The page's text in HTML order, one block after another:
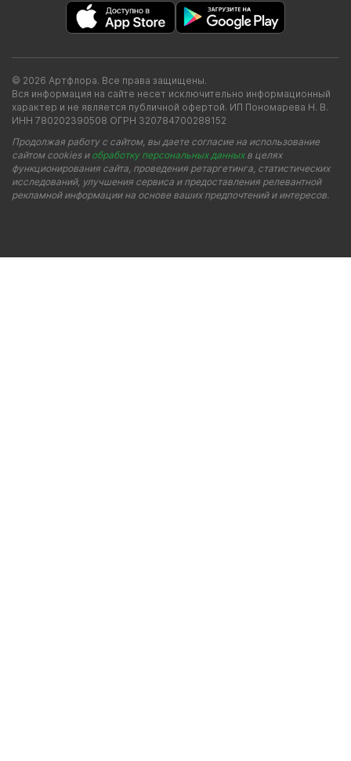
© 2026 Артфлора. Все права защищены.
Вся информация на сайте несет исключительно информационный
характер и не является публичной офертой. ИП Пономарева Н. В.
ИНН 780202390508 ОГРН 320784700288152
Продолжая работу с сайтом, вы даете согласие на использование
сайтом cookies и обработку персональных данныхв целях
функционирования сайта, проведения ретаргетинга, статистических
исследований, улучшения сервиса и предоставления релевантной
рекламной информации на основе ваших предпочтений и интересов.